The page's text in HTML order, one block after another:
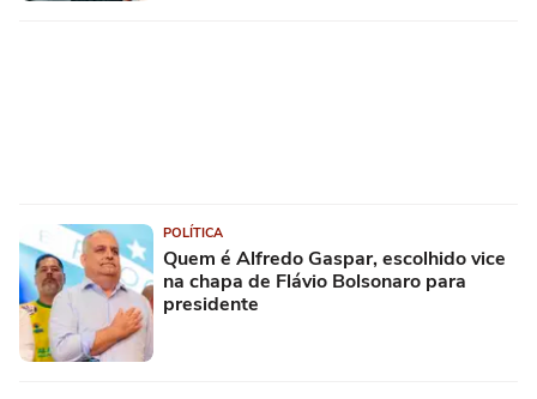
POLÍTICA
Quem é Alfredo Gaspar, escolhido vice
na chapa de Flávio Bolsonaro para
presidente